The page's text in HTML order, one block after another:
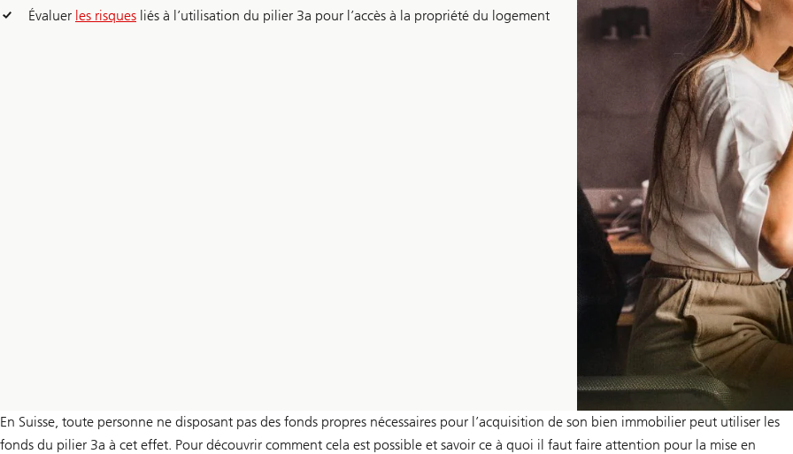
Évaluer les risques liés à l’utilisation du pilier 3a pour l’accès à la propriété du logement
En Suisse, toute personne ne disposant pas des fonds propres nécessaires pour l’acquisition de son bien immobilier peut utiliser les
fonds du pilier 3a à cet effet. Pour découvrir comment cela est possible et savoir ce à quoi il faut faire attention pour la mise en